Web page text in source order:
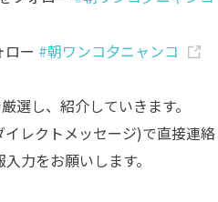
ロー #朝ワンコ夕ニャンコ
選し、紹介していきます。
レクトメッセージ)で直接連
力をお願いします。